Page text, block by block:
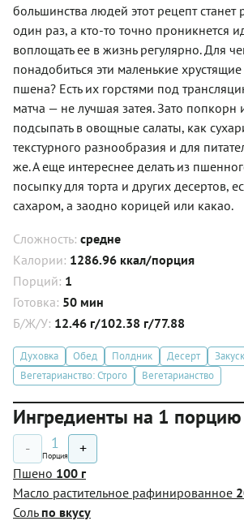
большинства людей этот рецепт станет
один раз, а кто-то точно проникнется
воплощать ее в жизнь регулярно. Для
понадобиться эти маленькие
пшена? Есть их горстями под
матча — не лучшая затея. Зато
подсыпать в овощные салаты, как
текстурного разнообразия и для
же. А еще интереснее делать из
посыпку для торта и других десертов,
сахаром, а заодно корицей или какао.
Сложность: средне
Калории: 1286.96 ккал/порция
Порций: 1
Готовка: 50 мин
Б/Ж/У: 12.46 г/102.38 г/77.88
Духовка Обед Полдник Десерт
Вегетарианство: Строго
Вегетарианство
Ингредиенты на 1 порцию
- 1
Порция +
Пшено 100 г
Масло растительное рафинированное
Соль по вкусу